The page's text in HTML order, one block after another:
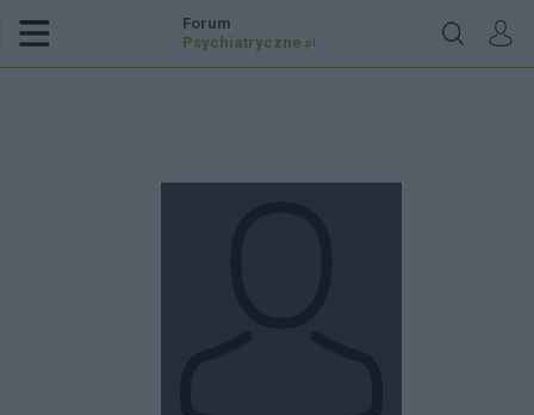
Forum
Psychiatryczne .pl